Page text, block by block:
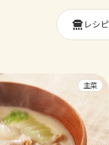
レシピ
主菜